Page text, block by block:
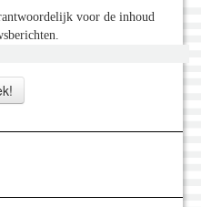
voor de inhoud